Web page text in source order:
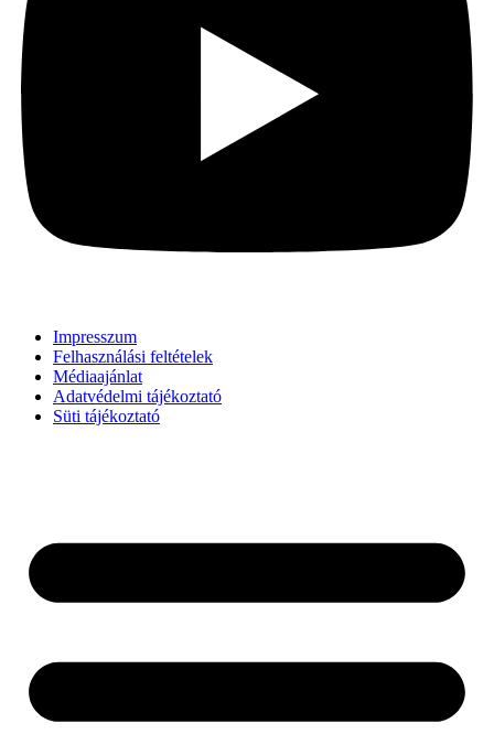
Impresszum
Felhasználási feltételek
Médiaajánlat
Adatvédelmi tájékoztató
Süti tájékoztató